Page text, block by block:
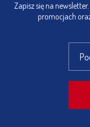
Zapisz się na
promocjach